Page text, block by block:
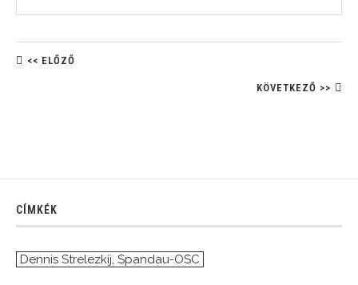
<< ELŐZŐ
KÖVETKEZŐ >>
CÍMKÉK
Dennis Strelezkíj, Spandau-OSC